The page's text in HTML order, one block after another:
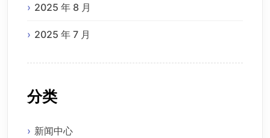
2025 年 8 月
2025 年 7 月
分类
新闻中心